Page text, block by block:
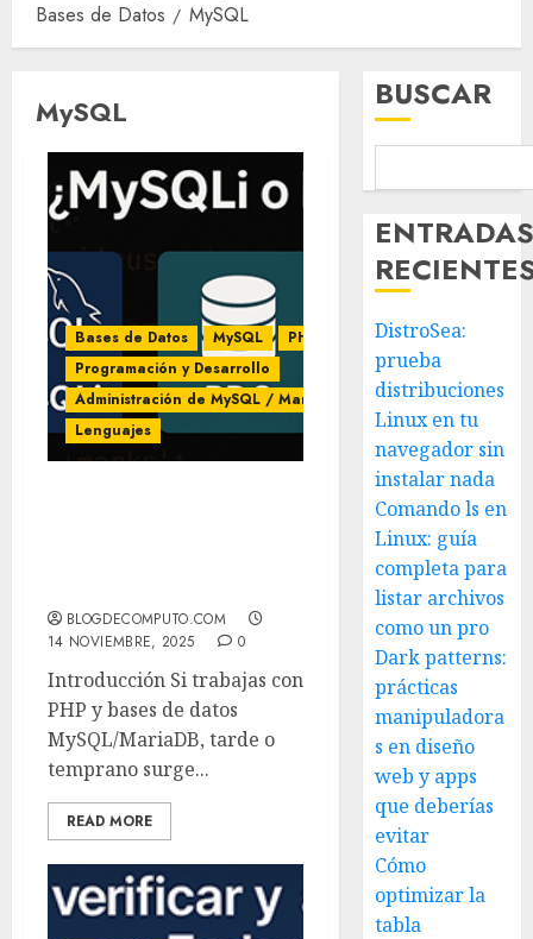
Bases de Datos
MySQL
MySQL
Bases de Datos MySQL
PHP
Programación y Desarrollo
Administración de MySQL / MariaDB
Lenguajes
BLOGDECOMPUTO.COM
14 NOVIEMBRE, 2025
0
Introducción Si trabajas con
PHP y bases de datos
MySQL/MariaDB, tarde o
temprano surge...
READ MORE
BUSCAR
DistroSea:
prueba
distribuciones
Linux en tu
navegador sin
instalar nada
Comando ls en
Linux: guía
completa para
listar archivos
como un pro
Dark patterns:
prácticas
manipuladora
s en diseño
web y apps
que deberías
evitar
Cómo
optimizar la
tabla